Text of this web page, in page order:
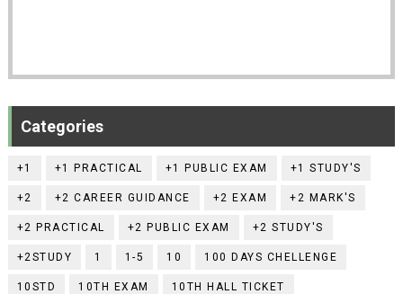
Categories
+1 +1 PRACTICAL +1 PUBLIC EXAM +1 STUDY'S
+2 +2 CAREER GUIDANCE +2 EXAM +2 MARK'S
+2 PRACTICAL +2 PUBLIC EXAM +2 STUDY'S
+2STUDY 1 1-5 10 100 DAYS CHELLENGE
10STD 10TH EXAM 10TH HALL TICKET